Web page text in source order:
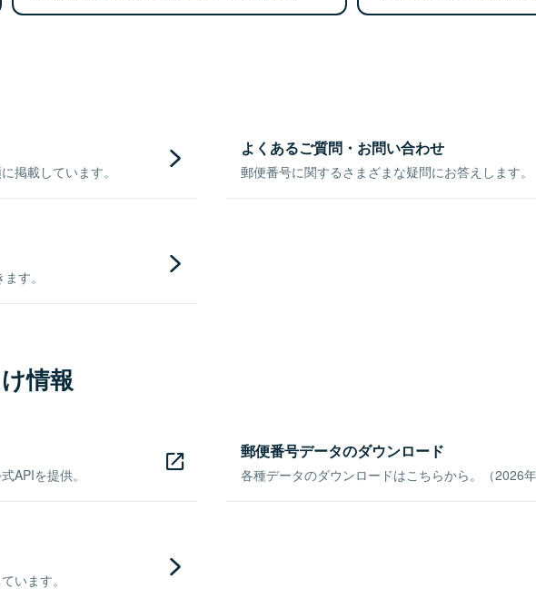
掲載しています。
よくあるご質問・お問い合わせ
郵便番号に関するさまざまな疑問にお答えします。
す。
情報
APIを提供。
郵便番号データのダウンロード
各種データのダウンロードはこちらから。（2026年
います。